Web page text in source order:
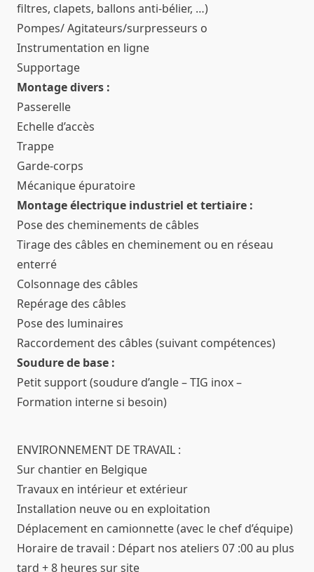
filtres, clapets, ballons anti-bélier, …)
Pompes/ Agitateurs/surpresseurs o
Instrumentation en ligne
Supportage
Montage divers :
Passerelle
Echelle d’accès
Trappe
Garde-corps
Mécanique épuratoire
Montage électrique industriel et tertiaire :
Pose des cheminements de câbles
Tirage des câbles en cheminement ou en réseau
enterré
Colsonnage des câbles
Repérage des câbles
Pose des luminaires
Raccordement des câbles (suivant compétences)
Soudure de base :
Petit support (soudure d’angle – TIG inox –
Formation interne si besoin)
ENVIRONNEMENT DE TRAVAIL :
Sur chantier en Belgique
Travaux en intérieur et extérieur
Installation neuve ou en exploitation
Déplacement en camionnette (avec le chef d’équipe)
Horaire de travail : Départ nos ateliers 07 :00 au plus
tard + 8 heures sur site